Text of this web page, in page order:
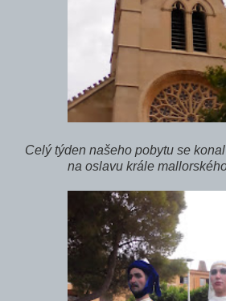
Celý týden našeho pobytu se
na oslavu krále